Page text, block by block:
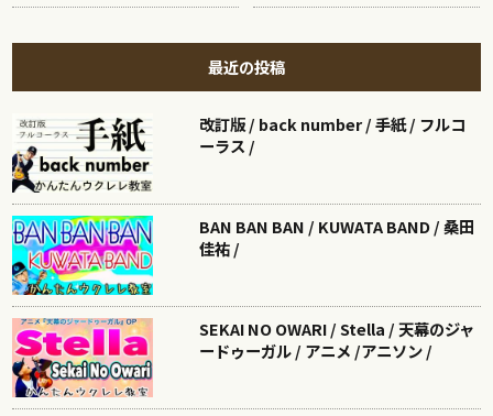
最近の投稿
改訂版 / back number / 手紙 / フルコ
ーラス /
BAN BAN BAN / KUWATA BAND / 桑田
佳祐 /
SEKAI NO OWARI / Stella / 天幕のジャ
ードゥーガル / アニメ /アニソン /